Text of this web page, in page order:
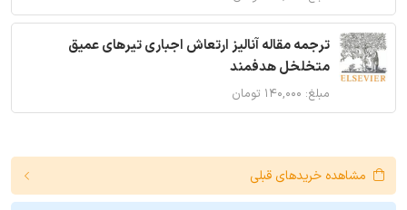
ترجمه مقاله آنالیز ارتعاش اجباری تیرهای عمیق
متخلخل هدفمند
مبلغ: ۱۴۰,۰۰۰ تومان
مشاهده خریدهای قبلی